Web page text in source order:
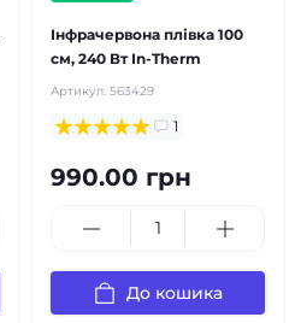
Інфрачервона плівка 100
см, 240 Вт In-Therm
Артикул: 563429
1
990.00 грн
До кошика